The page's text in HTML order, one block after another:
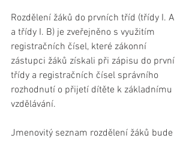
Rozdělení žáků do prvních tříd (třídy I. A
a třídy I. B) je zveřejněno s využitím
registračních čísel, které zákonní
zástupci žáků získali při zápisu do první
třídy a registračních čísel správního
rozhodnutí o přijetí dítěte k základnímu
vzdělávání.
Jmenovitý seznam rozdělení žáků bude